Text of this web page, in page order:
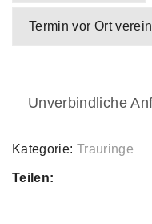
Termin vor Ort
Unverbindliche
Kategorie: Trauringe
Teilen: